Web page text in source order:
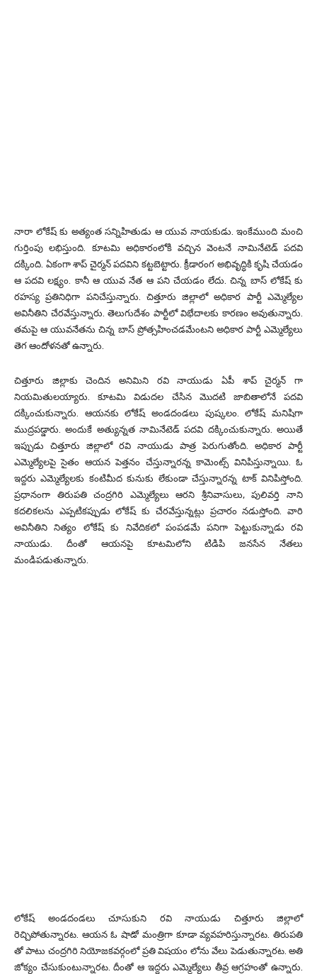
నారా లోకేష్ కు అత్యంత సన్నిహితుడు ఆ యువ నాయకుడు. ఇంకేముంది మంచి
గుర్తింపు లభిస్తుంది. కూటమి అధికారంలోకి వచ్చిన వెంటనే నామినేటెడ్ పదవి
దక్కింది. ఏకంగా శాప్ చైర్మన్ పదవిని కట్టబెట్టారు. క్రీడారంగ అభివృద్ధికి కృషి చేయడం
ఆ పదవి లక్ష్యం. కానీ ఆ యువ నేత ఆ పని చేయడం లేదు. చిన్న బాస్ లోకేష్ కు
రహస్య ప్రతినిధిగా పనిచేస్తున్నారు. చిత్తూరు జిల్లాలో అధికార పార్టీ ఎమ్మెల్యేల
అవినీతిని చేరవేస్తున్నారు. తెలుగుదేశం పార్టీలో విభేదాలకు కారణం అవుతున్నారు.
తమపై ఆ యువనేతను చిన్న బాస్ ప్రోత్సహించడమేంటని అధికార పార్టీ ఎమ్మెల్యేలు
తెగ ఆందోళనతో ఉన్నారు.
చిత్తూరు జిల్లాకు చెందిన అనిమిని రవి నాయుడు ఏపీ శాప్ చైర్మన్ గా
నియమితులయ్యారు. కూటమి విడుదల చేసిన మొదటి జాబితాలోనే పదవి
దక్కించుకున్నారు. ఆయనకు లోకేష్ అండదండలు పుష్కలం. లోకేష్ మనిషిగా
ముద్రపడ్డారు. అందుకే అత్యున్నత నామినేటెడ్ పదవి దక్కించుకున్నారు. అయితే
ఇప్పుడు చిత్తూరు జిల్లాలో రవి నాయుడు పాత్ర పెరుగుతోంది. అధికార పార్టీ
ఎమ్మెల్యేలపై సైతం ఆయన పెత్తనం చేస్తున్నారన్న కామెంట్స్ వినిపిస్తున్నాయి. ఓ
ఇద్దరు ఎమ్మెల్యేలకు కంటిమీద కునుకు లేకుండా చేస్తున్నారన్న టాక్ వినిపిస్తోంది.
ప్రధానంగా తిరుపతి చంద్రగిరి ఎమ్మెల్యేలు ఆరని శ్రీనివాసులు, పులివర్తి నాని
కదలికలను ఎప్పటికప్పుడు లోకేష్ కు చేరవేస్తున్నట్లు ప్రచారం నడుస్తోంది. వారి
అవినీతిని నిత్యం లోకేష్ కు నివేదికలో పంపడమే పనిగా పెట్టుకున్నాడు రవి
నాయుడు. దీంతో ఆయనపై కూటమిలోని టిడిపి జనసేన నేతలు
మండిపడుతున్నారు.
లోకేష్ అండదండలు చూసుకుని రవి నాయుడు చిత్తూరు జిల్లాలో
రెచ్చిపోతున్నారట. ఆయన ఓ షాడో మంత్రిగా కూడా వ్యవహరిస్తున్నారట. తిరుపతి
తో పాటు చంద్రగిరి నియోజకవర్గంలో ప్రతి విషయం లోను వేలు పెడుతున్నారట. అతి
జోక్యం చేసుకుంటున్నారట. దీంతో ఆ ఇద్దరు ఎమ్మెల్యేలు తీవ్ర ఆగ్రహంతో ఉన్నారు.